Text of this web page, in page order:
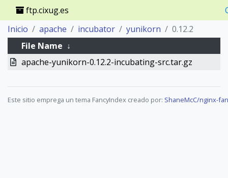
ftp.cixug.es
Inicio
apache incubator yunikorn
0.12.2
File Name ↓
apache-yunikorn-0.12.2-incubating-src.tar.gz
Este sitio emprega un tema FancyIndex creado por: ShaneMcC/nginx-